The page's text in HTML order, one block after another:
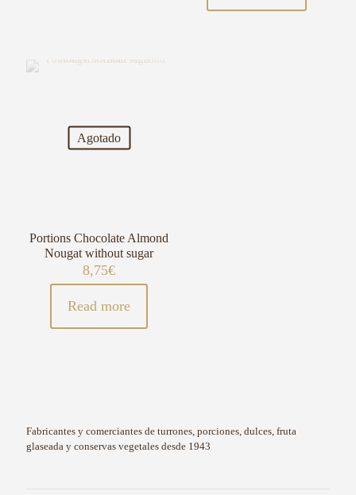
Agotado
Portions Chocolate Almond
Nougat without sugar
8,75€
Read more
Fabricantes y comerciantes de turrones, porciones, dulces, fruta
glaseada y conservas vegetales desde 1943